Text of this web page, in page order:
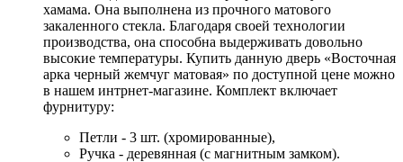
хамама. Она выполнена из прочного матового
закаленного стекла. Благодаря своей технологии
производства, она способна выдерживать довольно
высокие температуры. Купить данную дверь «Восточная
арка черный жемчуг матовая» по доступной цене можно
в нашем интрнет-магазине. Комплект включает
фурнитуру:
Петли - 3 шт. (хромированные),
Ручка - деревянная (с магнитным замком).